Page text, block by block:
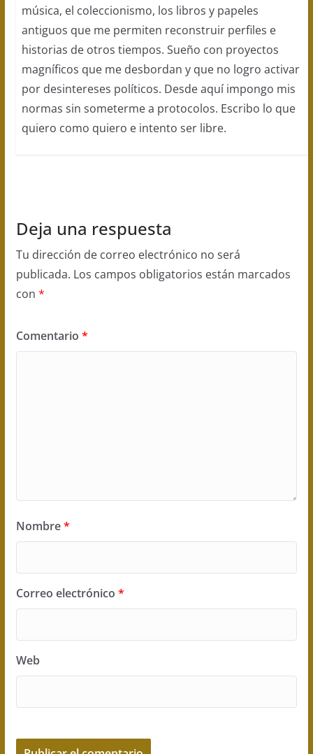
música, el coleccionismo, los libros y papeles
antiguos que me permiten reconstruir perfiles e
historias de otros tiempos. Sueño con proyectos
magníficos que me desbordan y que no logro activar
por desintereses políticos. Desde aquí impongo mis
normas sin someterme a protocolos. Escribo lo que
quiero como quiero e intento ser libre.
Deja una respuesta
Tu dirección de correo electrónico no será
publicada. Los campos obligatorios están marcados
con *
Comentario *
Nombre*
Correo electrónico *
Web